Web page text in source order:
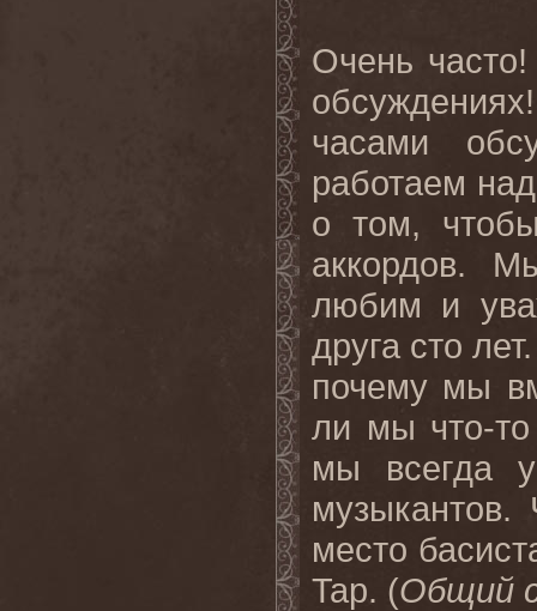
Очень
часами
работаем
о том,
аккордов.
любим и
друга сто
почему мы
ли мы что-
мы всегда
музыкантов.
место
Tap. (Общий